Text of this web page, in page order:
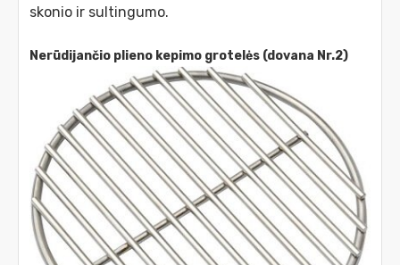
skonio ir sultingumo.
Nerūdijančio plieno kepimo grotelės (dovana Nr.2)